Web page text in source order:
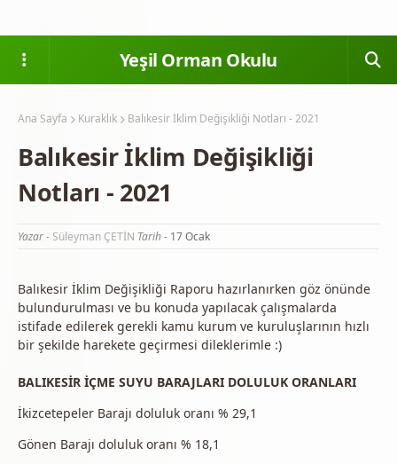
Yeşil Orman Okulu
Ana Sayfa Kuraklık Balıkesir İklim Değişikliği Notları - 2021
Balıkesir İklim Değişikliği
Notları - 2021
Yazar - Süleyman ÇETİN Tarih - 17 Ocak
Balıkesir İklim Değişikliği Raporu hazırlanırken göz önünde
bulundurulması ve bu konuda yapılacak çalışmalarda
istifade edilerek gerekli kamu kurum ve kuruluşlarının hızlı
bir şekilde harekete geçirmesi dileklerimle :)
BALIKESİR İÇME SUYU BARAJLARI DOLULUK ORANLARI
İkizcetepeler Barajı doluluk oranı % 29,1
Gönen Barajı doluluk oranı % 18,1